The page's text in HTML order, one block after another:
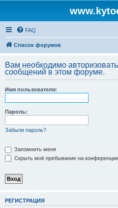
FAQ
Список форумов
Вам необходимо
сообщений в этом форуме.
Имя пользователя:
Пароль:
Забыли пароль?
Запомнить меня
Скрыть моё пребывание на конференции
РЕГИСТРАЦИЯ